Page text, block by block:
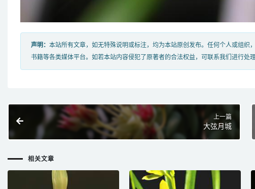
声明： 本站所有文章，如无特殊说明或标注，均为本站原创发布。任何个人或组
书籍等各类媒体平台。如若本站内容侵犯了原著者的合法权益，可联系我们进行处理
上一篇
大弦月城
相关文章